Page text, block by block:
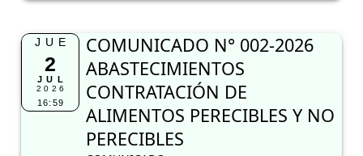
JUE
2
JUL
2026
16:59
COMUNICADO N° 002-2026
ABASTECIMIENTOS
CONTRATACIÓN DE
ALIMENTOS PERECIBLES Y NO
PERECIBLES